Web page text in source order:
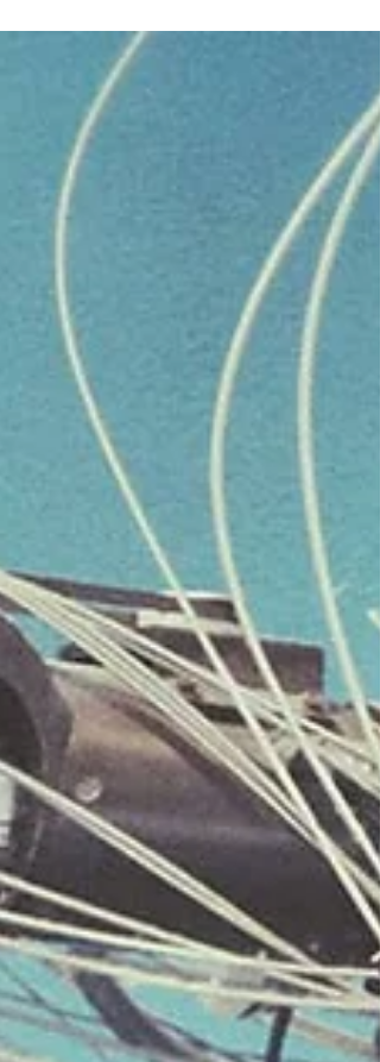
ont signé des accords avec les majors. L'IA
s'intègre aux DAW sans remplacer les
La musique adaptative explose. Et le vrai
reste juridique : qui détient les droits de ce
l'algorithme crée ?